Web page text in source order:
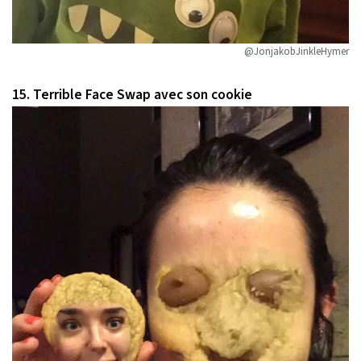
@JonjakobJinkleHymer
15. Terrible Face Swap avec son cookie